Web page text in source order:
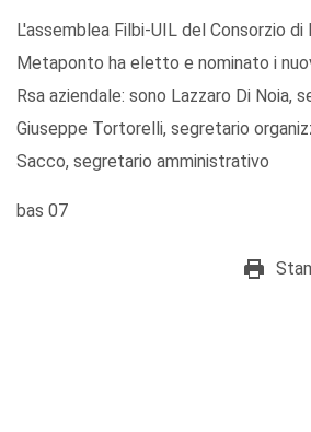
L'assemblea Filbi-UIL del Consorzio di
Metaponto ha eletto e nominato i
Rsa aziendale: sono Lazzaro Di Noia,
Giuseppe Tortorelli, segretario
Sacco, segretario amministrativo
bas 07